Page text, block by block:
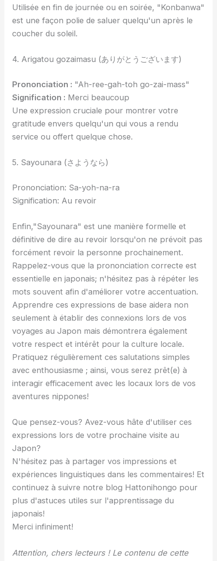
Utilisée en fin de journée ou en soirée, "Konbanwa"
est une façon polie de saluer quelqu'un après le
coucher du soleil.
4. Arigatou gozaimasu (ありがとうございます)
Prononciation : "Ah-ree-gah-toh go-zai-mass"
Signification : Merci beaucoup
Une expression cruciale pour montrer votre
gratitude envers quelqu'un qui vous a rendu
service ou offert quelque chose.
5. Sayounara (さようなら)
Prononciation: Sa-yoh-na-ra
Signification: Au revoir
Enfin,"Sayounara" est une manière formelle et
définitive de dire au revoir lorsqu'on ne prévoit pas
forcément revoir la personne prochainement.
Rappelez-vous que la prononciation correcte est
essentielle en japonais; n'hésitez pas à répéter les
mots souvent afin d'améliorer votre accentuation.
Apprendre ces expressions de base aidera non
seulement à établir des connexions lors de vos
voyages au Japon mais démontrera également
votre respect et intérêt pour la culture locale.
Pratiquez régulièrement ces salutations simples
avec enthousiasme ; ainsi, vous serez prêt(e) à
interagir efficacement avec les locaux lors de vos
aventures nippones!
Que pensez-vous? Avez-vous hâte d'utiliser ces
expressions lors de votre prochaine visite au
Japon?
N'hésitez pas à partager vos impressions et
expériences linguistiques dans les commentaires! Et
continuez à suivre notre blog Hattonihongo pour
plus d'astuces utiles sur l'apprentissage du
japonais!
Merci infiniment!
Attention, chers lecteurs ! Le contenu de cette